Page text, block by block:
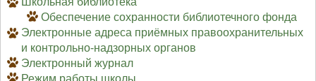
Обеспечение сохранности библиотечного фонда
Электронные адреса приёмных правоохранительных
и контрольно-надзорных органов
Электронный журнал
Режим работы школы